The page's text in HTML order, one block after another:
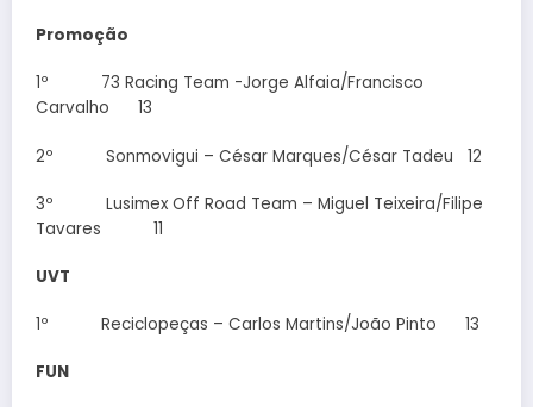
Promoção
1º 73 Racing Team -Jorge Alfaia/Francisco
Carvalho 13
2º Sonmovigui – César Marques/César Tadeu 12
3º Lusimex Off Road Team – Miguel Teixeira/Filipe
Tavares 11
UVT
1º Reciclopeças – Carlos Martins/João Pinto 13
FUN